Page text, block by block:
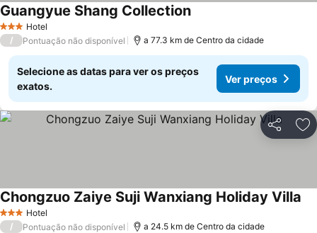
3 EstrelasHotel
Guangyue Shang Collection
/ Pontuação não disponível a 77.3 km de Centro da cidade
Selecione as datas para ver os preços
exatos.
Ver preços
Partilhar
3 EstrelasHotel
Chongzuo Zaiye Suji Wanxiang Holiday Villa
/ Pontuação não disponível a 24.5 km de Centro da cidade